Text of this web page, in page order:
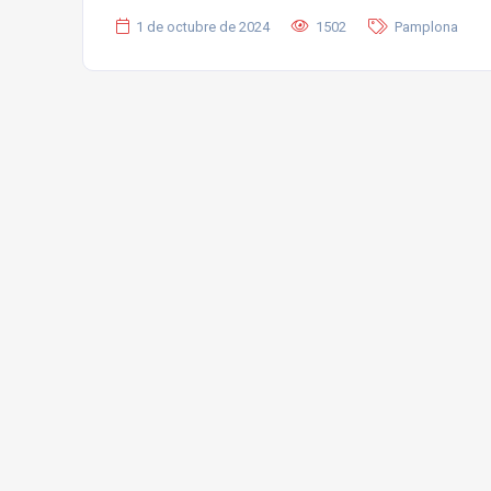
1 de octubre de 2024 1502 Pamplona